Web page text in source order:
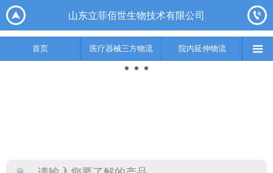
 山东立菲佰世生物技术有限公司 
首页 医疗器械三方物流 院内延伸物流 

首页

医疗器械三方物流
 
实验室集成综合服务 供应链